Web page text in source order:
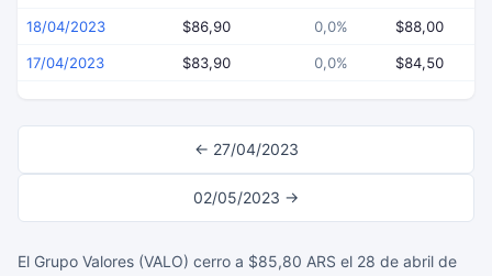
18/04/2023 $86,90 0,0% $88,00
17/04/2023 $83,90 0,0% $84,50
← 27/04/2023
02/05/2023 →
El Grupo Valores (VALO) cerro a $85,80 ARS el 28 de abril de